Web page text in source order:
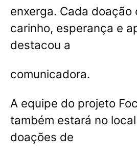
enxerga. Cada doação
carinho, esperança e
destacou a
comunicadora.
A equipe do projeto
também estará no
doações de